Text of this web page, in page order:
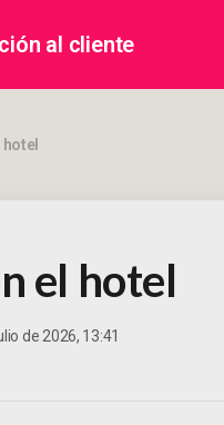
al cliente
el hotel
de 2026, 13:41